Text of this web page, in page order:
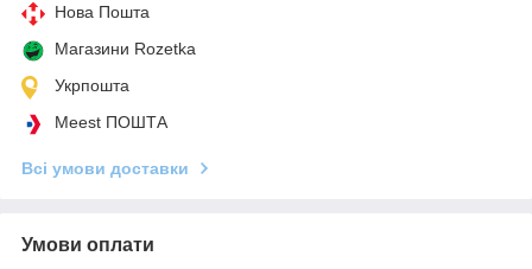
Нова Пошта
Магазини Rozetka
Укрпошта
Meest ПОШТА
Всі умови доставки
Умови оплати